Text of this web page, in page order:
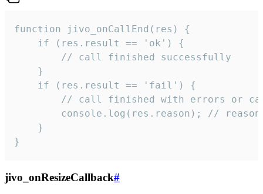
function jivo_onCallEnd(res) {
    if (res.result == 'ok') {
        // call finished successfully
    }
    if (res.result == 'fail') {
// call finished with errors or
console.log(res.reason); //
    }
}
jivo_onResizeCallback#